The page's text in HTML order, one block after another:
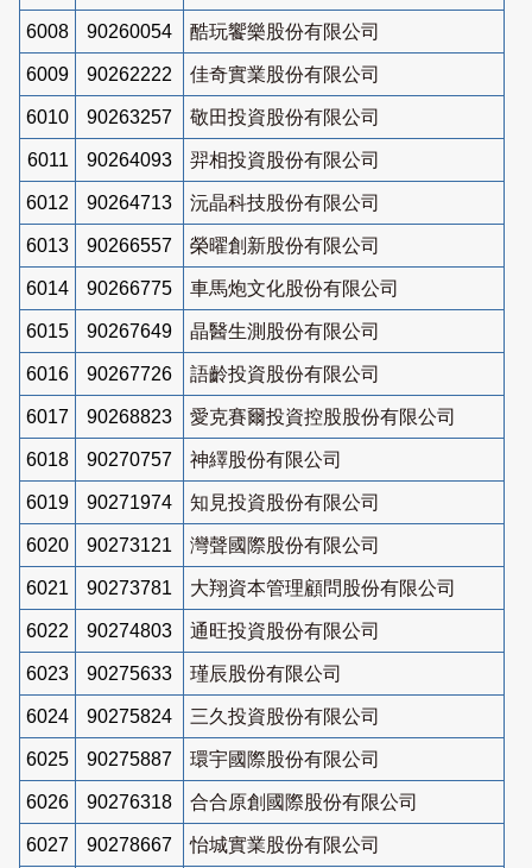
6008 90260054 酷玩饗樂股份有限公司
6009 90262222 佳奇實業股份有限公司
6010 90263257 敬田投資股份有限公司
6011 90264093 羿相投資股份有限公司
6012 90264713 沅晶科技股份有限公司
6013 90266557 榮曜創新股份有限公司
6014 90266775 車馬炮文化股份有限公司
6015 90267649 晶醫生測股份有限公司
6016 90267726 語齡投資股份有限公司
6017 90268823 愛克賽爾投資控股股份有限公司
6018 90270757 神繹股份有限公司
6019 90271974 知見投資股份有限公司
6020 90273121 灣聲國際股份有限公司
6021 90273781 大翔資本管理顧問股份有限公司
6022 90274803 通旺投資股份有限公司
6023 90275633 瑾辰股份有限公司
6024 90275824 三久投資股份有限公司
6025 90275887 環宇國際股份有限公司
6026 90276318 合合原創國際股份有限公司
6027 90278667 怡城實業股份有限公司